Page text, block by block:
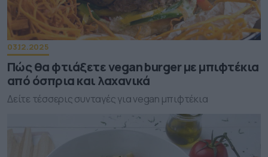
03.12.2025
Πώς θα φτιάξετε vegan burger με μπιφτέκια
από όσπρια και λαχανικά
Δείτε τέσσερις συνταγές για vegan μπιφτέκια